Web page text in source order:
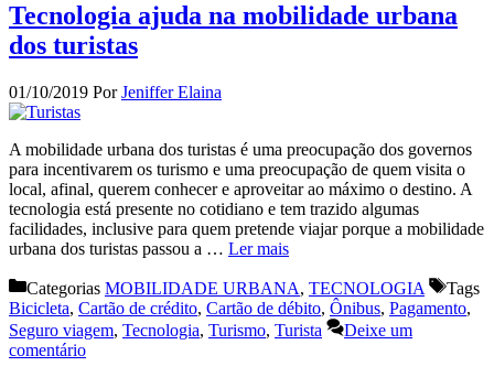
Tecnologia ajuda na mobilidade urbana
dos turistas
01/10/2019 PorJeniffer Elaina
A mobilidade urbana dos turistas é uma preocupação dos governos
para incentivarem os turismo e uma preocupação de quem visita o
local, afinal, querem conhecer e aproveitar ao máximo o destino. A
tecnologia está presente no cotidiano e tem trazido algumas
facilidades, inclusive para quem pretende viajar porque a mobilidade
urbana dos turistas passou a … Ler mais
Categorias MOBILIDADE URBANA, TECNOLOGIA
Tags
Bicicleta, Cartão de crédito, Cartão de débito, Ônibus, Pagamento,
Seguro viagem, Tecnologia, Turismo, Turista
Deixe um
comentário